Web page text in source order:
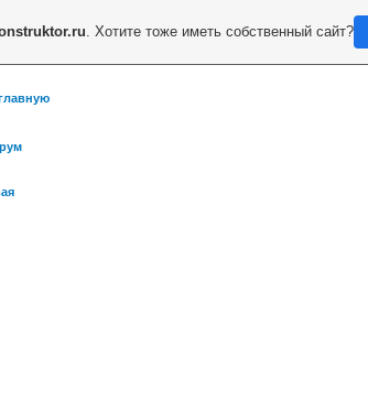
. Хотите тоже иметь собственный сайт?